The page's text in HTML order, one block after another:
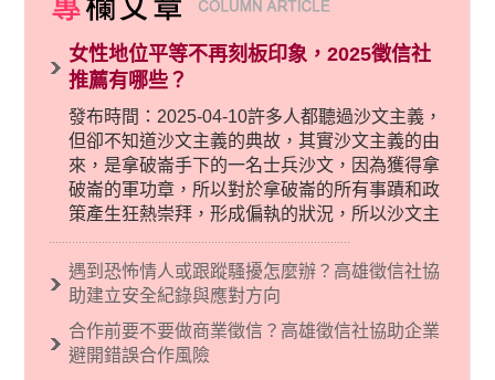
女性地位平等不再刻板印象，2025徵信社
推薦有哪些？
發布時間：2025-04-10許多人都聽過沙文主義，
但卻不知道沙文主義的典故，其實沙文主義的由
來，是拿破崙手下的一名士兵沙文，因為獲得拿
破崙的軍功章，所以對於拿破崙的所有事蹟和政
策產生狂熱崇拜，形成偏執的狀況，所以沙文主
義後來就被拿來暗指偏見和歧視，而且有沙文主
義傾向的人，通常對於自己的國家和民族有超強
烈的卓越感，因而瞧不起其他國家的人，所以沙
現了男性沙文…
遇到恐怖情人或跟蹤騷擾怎麼辦？高雄徵信社協
助建立安全紀錄與應對方向
合作前要不要做商業徵信？高雄徵信社協助企業
避開錯誤合作風險